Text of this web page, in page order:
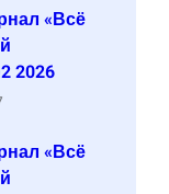
«Всё
2026
«Всё